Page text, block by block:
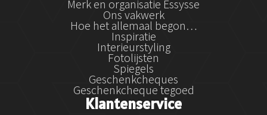
Merk en organisatie Essysse
Ons vakwerk
Hoe het allemaal begon…
Inspiratie
Interieurstyling
Fotolijsten
Spiegels
Geschenkcheques
Geschenkcheque tegoed
Klantenservice